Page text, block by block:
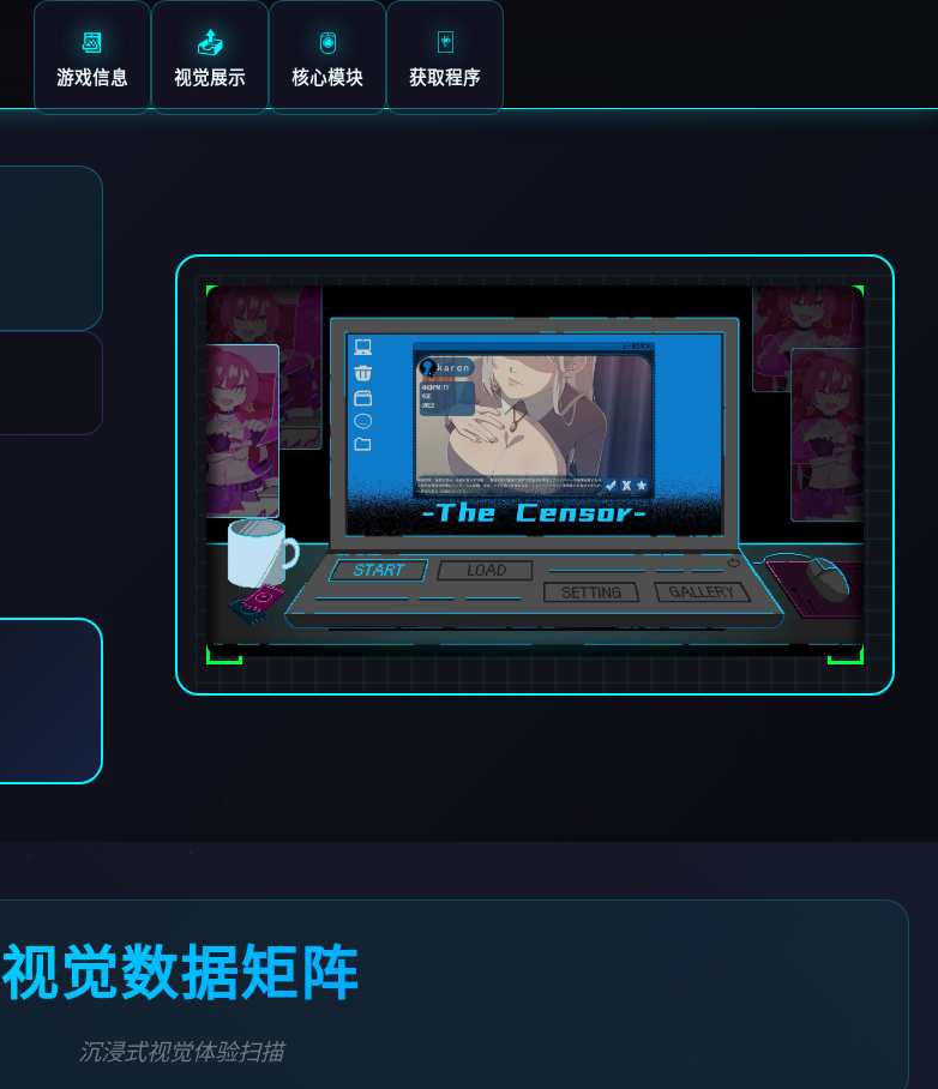
📆
游戏信息
📤
视觉展示
🖲️
核心模块
🃏
获取程序
视觉数据矩阵
沉浸式视觉体验扫描